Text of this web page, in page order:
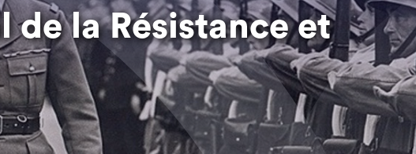
la Résistance et